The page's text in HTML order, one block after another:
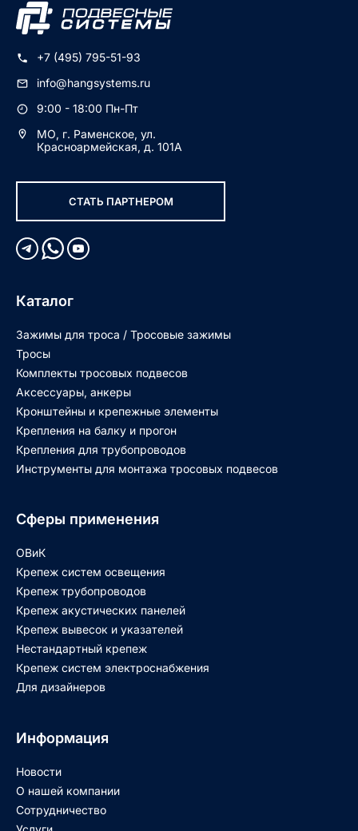
+7 (495) 795-51-93
info@hangsystems.ru
9:00 - 18:00 Пн-Пт
МО, г. Раменское, ул.
Красноармейская, д. 101А
СТАТЬ ПАРТНЕРОМ
Каталог
Зажимы для троса / Тросовые зажимы
Тросы
Комплекты тросовых подвесов
Аксессуары, анкеры
Кронштейны и крепежные элементы
Крепления на балку и прогон
Крепления для трубопроводов
Инструменты для монтажа тросовых подвесов
Сферы применения
ОВиК
Крепеж систем освещения
Крепеж трубопроводов
Крепеж акустических панелей
Крепеж вывесок и указателей
Нестандартный крепеж
Крепеж систем электроснабжения
Для дизайнеров
Информация
Новости
О нашей компании
Сотрудничество